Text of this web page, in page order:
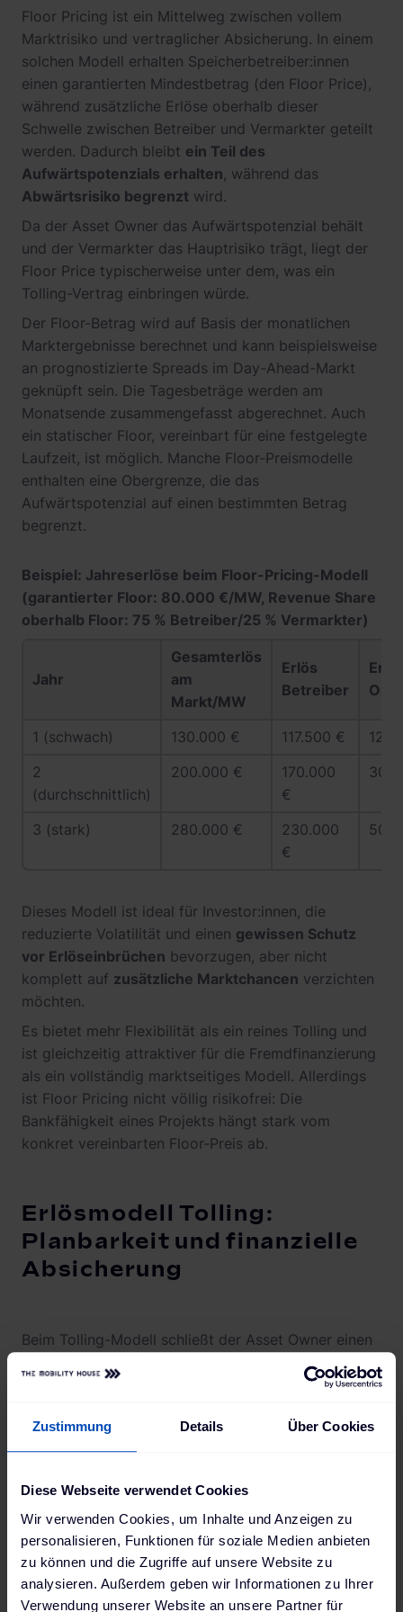
Zustimmung Details Über Cookies
Diese Webseite verwendet Cookies
Wir verwenden Cookies, um Inhalte und Anzeigen zu
personalisieren, Funktionen für soziale Medien anbieten
zu können und die Zugriffe auf unsere Website zu
analysieren. Außerdem geben wir Informationen zu Ihrer
Verwendung unserer Website an unsere Partner für
Floor Pricing ist ein Mittelweg zwischen vollem
Marktrisiko und vertraglicher Absicherung. In einem
solchen Modell erhalten Speicherbetreiber:innen
einen garantierten Mindestbetrag (den Floor Price),
während zusätzliche Erlöse oberhalb dieser
Schwelle zwischen Betreiber und Vermarkter geteilt
werden. Dadurch bleibt ein Teil des
Aufwärtspotenzials erhalten, während das
Abwärtsrisiko begrenzt wird.
Da der Asset Owner das Aufwärtspotenzial behält
und der Vermarkter das Hauptrisiko trägt, liegt der
Floor Price typischerweise unter dem, was ein
Tolling-Vertrag einbringen würde.
Der Floor-Betrag wird auf Basis der monatlichen
Marktergebnisse berechnet und kann beispielsweise
an prognostizierte Spreads im Day-Ahead-Markt
geknüpft sein. Die Tagesbeträge werden am
Monatsende zusammengefasst abgerechnet. Auch
ein statischer Floor, vereinbart für eine festgelegte
Laufzeit, ist möglich. Manche Floor-Preismodelle
enthalten eine Obergrenze, die das
Aufwärtspotenzial auf einen bestimmten Betrag
begrenzt.
Beispiel: Jahreserlöse beim Floor-Pricing-Modell
(garantierter Floor: 80.000 €/MW, Revenue Share
oberhalb Floor: 75 % Betreiber/25 % Vermarkter)
Jahr
Gesamterlös
am
Markt/MW
Erlös
Betreiber
1 (schwach) 130.000 € 117.500 €
2
(durchschnittlich)
200.000 €
170.000
€
3 (stark) 280.000 €
230.000
€
Dieses Modell ist ideal für Investor:innen, die
reduzierte Volatilität und einen gewissen Schutz
vor Erlöseinbrüchen bevorzugen, aber nicht
komplett auf zusätzliche Marktchancen verzichten
möchten.
Es bietet mehr Flexibilität als ein reines Tolling und
ist gleichzeitig attraktiver für die Fremdfinanzierung
als ein vollständig marktseitiges Modell. Allerdings
ist Floor Pricing nicht völlig risikofrei: Die
Bankfähigkeit eines Projekts hängt stark vom
konkret vereinbarten Floor-Preis ab.
Erlösmodell Tolling:
Planbarkeit und finanzielle
Absicherung
Beim Tolling-Modell schließt der Asset Owner einen
Vertrag mit einem Offtaker. Der Asset Owner erhält
dabei eine vorab festgelegte Vergütung (die Tolling
des Optimierers ist.
auch die Entscheidungshoheit über die Vermarktung
bleibt verantwortlich für Technik und Administration
und muss die Verfügbarkeit des Systems
garantieren.
Tolling gibt es in zwei Varianten: